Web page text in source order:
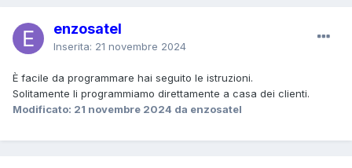
enzosatel
Inserita: 21 novembre 2024
È facile da programmare hai seguito le istruzioni.
Solitamente li programmiamo direttamente a casa dei clienti.
Modificato: 21 novembre 2024 da enzosatel